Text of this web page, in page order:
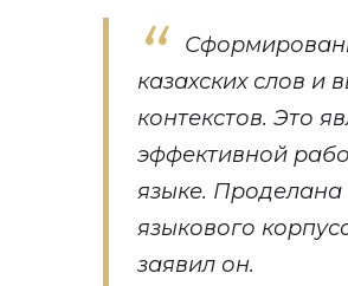
казахских слов
контекстов. Это
эффективной
языке. Проделана
языкового
заявил он.